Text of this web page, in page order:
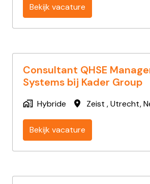
Bekijk vacature
Consultant QHSE
Systems bij Kader Group
Hybride Zeist ,Utrecht,
Bekijk vacature